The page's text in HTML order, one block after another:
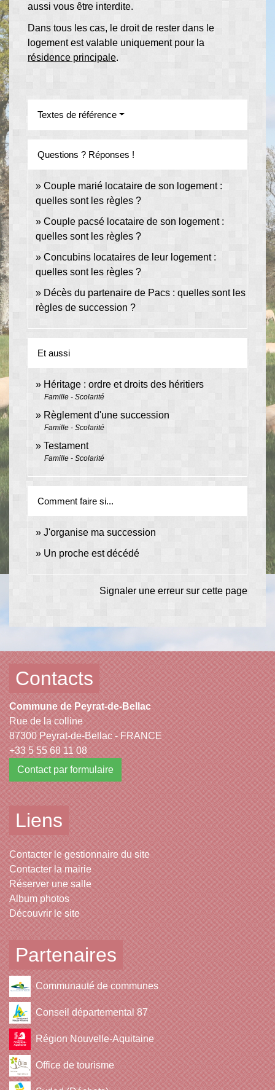
aussi vous être interdite.
Dans tous les cas, le droit de rester dans le
logement est valable uniquement pour la
résidence principale.
Textes de référence
Questions ? Réponses !
Couple marié locataire de son logement :
quelles sont les règles ?
Couple pacsé locataire de son logement :
quelles sont les règles ?
Concubins locataires de leur logement :
quelles sont les règles ?
Décès du partenaire de Pacs : quelles sont les
règles de succession ?
Et aussi
Héritage : ordre et droits des héritiers
Famille - Scolarité
Règlement d'une succession
Famille - Scolarité
Testament
Famille - Scolarité
Comment faire si...
J'organise ma succession
Un proche est décédé
Signaler une erreur sur cette page
Contacts
Commune de Peyrat-de-Bellac
Rue de la colline
87300 Peyrat-de-Bellac - FRANCE
+33 5 55 68 11 08
Contact par formulaire
Liens
Contacter le gestionnaire du site
Contacter la mairie
Réserver une salle
Album photos
Découvrir le site
Partenaires
Communauté de communes
Conseil départemental 87
Région Nouvelle-Aquitaine
Office de tourisme